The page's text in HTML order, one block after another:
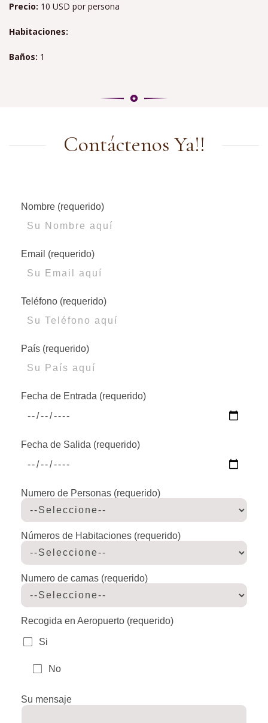
Precio: 10 USD por persona
Habitaciones:
Baños: 1
Contáctenos Ya!!
Nombre (requerido)
Email (requerido)
Teléfono (requerido)
País (requerido)
Fecha de Entrada (requerido)
Fecha de Salida (requerido)
Numero de Personas (requerido)
Números de Habitaciones (requerido)
Numero de camas (requerido)
Recogida en Aeropuerto (requerido)
Si
No
Su mensaje